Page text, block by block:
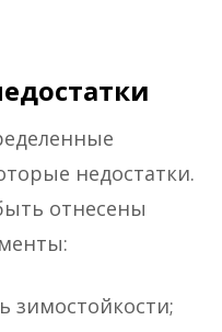
недостатки.
отнесены
зимостойкости;